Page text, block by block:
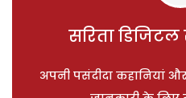
सरिता
अपनी पसंदीदा कहानियां